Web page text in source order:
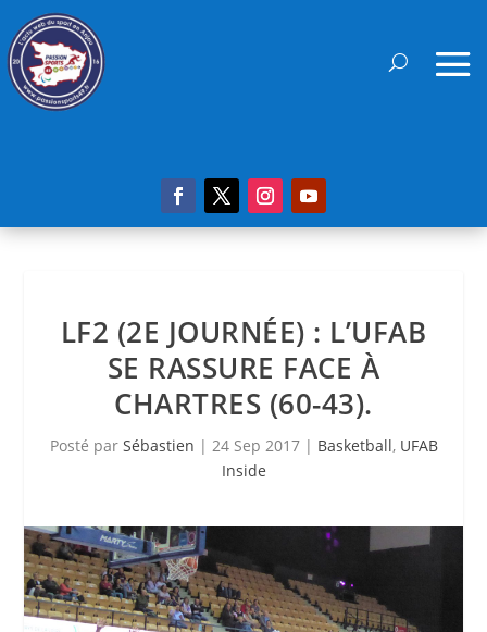
LF2 (2E JOURNÉE) : L’UFAB
SE RASSURE FACE À
CHARTRES (60-43).
Posté par Sébastien | 24 Sep 2017| Basketball, UFAB
Inside